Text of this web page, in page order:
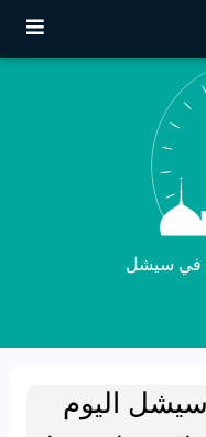
في سيشل
اليوم